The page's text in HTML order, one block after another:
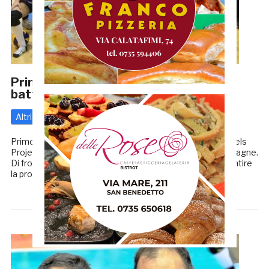
Primo punto per la De Mitri Volley: che
battaglia a Mesagne
Altri 25 Ottobre 2018 Redazione GRB
Primo storico punto in serie B2 per la De Mitri Volley Angels
Project che sfiora l’impresa sul caldissimo campo di Mesagne.
Di fronte a circa seicento spettatori, che hanno fatto sentire
la propria presenza in […]